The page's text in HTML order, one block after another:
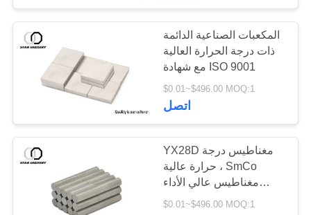
مغنطيس درجة حرارة
عالية
المكعبات الصناعية الدائمة
ذات درجة الحرارة العالية
مع شهادة ISO 9001
$0.01~$496.00 MOQ:1
اتصل
YX28D مغناطيس درجة
حرارة عالية ، SmCo
مغناطيس عالي الأداء
الصناعي
$0.01~$496.00 MOQ:1